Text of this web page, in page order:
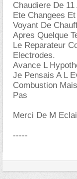
Chaudiere De
Ete Changees
Voyant De
Apres Quelque
Le Reparateur
Electrodes.
Avance L
Je Pensais A L
Combustion
Pas
Merci De M
-----